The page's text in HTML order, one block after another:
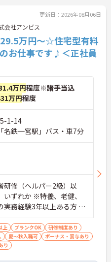
師が担当するため
からでも着実に
間勤務が発生し
でのケアを行う
ら7時間程度とか
みとなるシフト
息を取りながら
格や実務経験、
れるためモチベ
どのマネジメント
を据えて長期的な
更新日：2026年08月06日
会社アンビス
29.5万円～☆住宅型有料
お仕事です♪＜正社員
万円程度※諸手当込
万円程度
1-14
名鉄一宮駅」バス・車7分
修（ヘルパー2級）以
ずれか ※特養、老健、
実務経験3年以上ある方 ※
上 ブランクOK
研修制度あり
夏～秋入職可
ボーナス・賞与あり
り